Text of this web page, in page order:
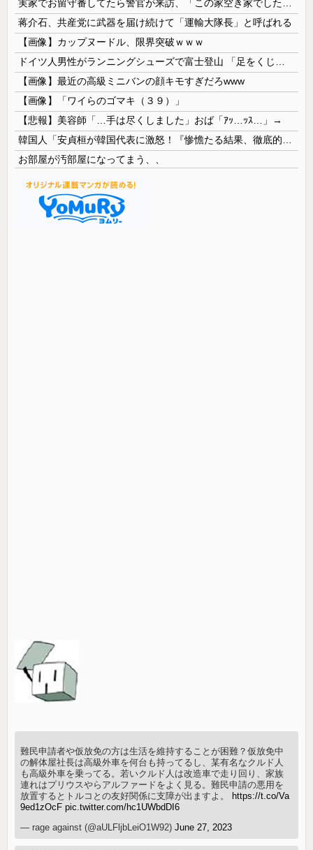
蒋介石、共産党に武器を届け続けて「運輸大隊長」と呼ばれる
【画像】カップヌードル、限界突破ｗｗｗ
【画像】最近の高級ミニバンの顔キモすぎだろwww
【画像】「ワイらのゴマキ（３９）」
【悲報】美容師「…手は尽くしました」おば「ｱｯ…ｯｽ…」→
お部屋が汚部屋になってまう、、
難民申請者や仮放免の方は生活を維持することが困難？仮放免中
の解体屋社長は高級外車を何台も持ってるし、某有名なクルド人
も高級外車を乗ってる。若いクルド人は改造車で走り回り、家族
連れはプリウスやらアルファードをよく見る。難民申請の悪用を
放置するとトルコとの友好関係に支障が出ますよ。 https://t.co/Va
9ed1zOcF pic.twitter.com/hc1UWbdDI6
— rage against (@aULFljbLeiO1W92)June 27, 2023